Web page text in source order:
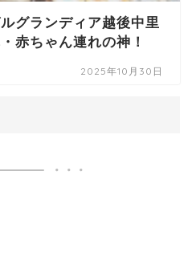
グランディア越後中里
赤ちゃん連れの神！
2025年10月30日